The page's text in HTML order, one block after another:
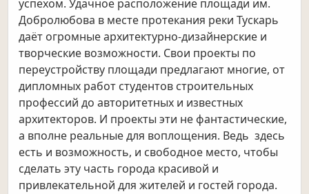
успехом. Удачное расположение площади им.
Добролюбова в месте протекания реки Тускарь
даёт огромные архитектурно-дизайнерские и
творческие возможности. Свои проекты по
переустройству площади предлагают многие, от
дипломных работ студентов строительных
профессий до авторитетных и известных
архитекторов. И проекты эти не фантастические,
а вполне реальные для воплощения. Ведь здесь
есть и возможность, и свободное место, чтобы
сделать эту часть города красивой и
привлекательной для жителей и гостей города.